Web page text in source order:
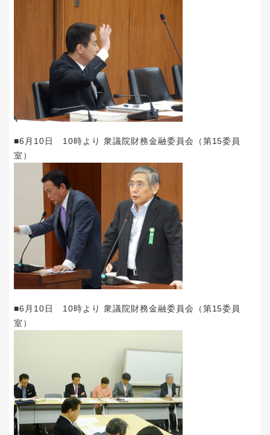
■6月10日 10時より 衆議院財務金融委員会（第15委員
室）
■6月10日 10時より 衆議院財務金融委員会（第15委員
室）